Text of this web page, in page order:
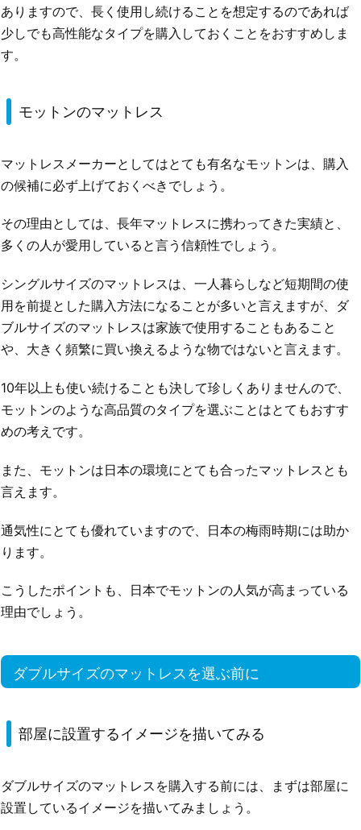
ありますので、長く使用し続けることを想定するのであれば
少しでも高性能なタイプを購入しておくことをおすすめしま
す。
モットンのマットレス
マットレスメーカーとしてはとても有名なモットンは、購入
の候補に必ず上げておくべきでしょう。
その理由としては、長年マットレスに携わってきた実績と、
多くの人が愛用していると言う信頼性でしょう。
シングルサイズのマットレスは、一人暮らしなど短期間の使
用を前提とした購入方法になることが多いと言えますが、ダ
ブルサイズのマットレスは家族で使用することもあること
や、大きく頻繁に買い換えるような物ではないと言えます。
10年以上も使い続けることも決して珍しくありませんので、
モットンのような高品質のタイプを選ぶことはとてもおすす
めの考えです。
また、モットンは日本の環境にとても合ったマットレスとも
言えます。
通気性にとても優れていますので、日本の梅雨時期には助か
ります。
こうしたポイントも、日本でモットンの人気が高まっている
理由でしょう。
ダブルサイズのマットレスを選ぶ前に
部屋に設置するイメージを描いてみる
ダブルサイズのマットレスを購入する前には、まずは部屋に
設置しているイメージを描いてみましょう。